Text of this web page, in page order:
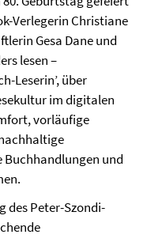
Verlegerin Christiane
Gesa Dane und
lesen –
Leserin’, über
im digitalen
vorläufige
Buchhandlungen und
des Peter-Szondi-